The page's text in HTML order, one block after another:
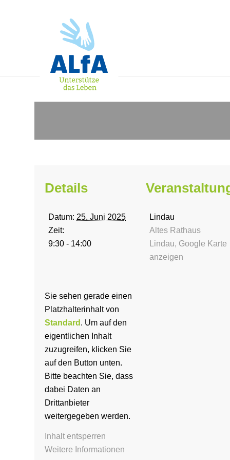
Details
Datum: 25. Juni 2025
Zeit:
9:30 - 14:00
Lindau
Altes Rathaus
Lindau, Google Karte
anzeigen
Sie sehen gerade einen
Platzhalterinhalt von
Standard . Um auf den
eigentlichen Inhalt
zuzugreifen, klicken Sie
auf den Button unten.
Bitte beachten Sie, dass
dabei Daten an
Drittanbieter
weitergegeben werden.
Inhalt entsperren
Weitere Informationen